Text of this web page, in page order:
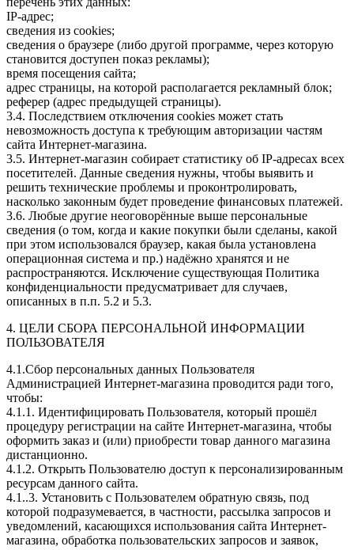
IP-адрес;
сведения из cookies;
сведения о браузере (либо другой программе, через которую
становится доступен показ рекламы);
время посещения сайта;
адрес страницы, на которой располагается рекламный блок;
реферер (адрес предыдущей страницы).
3.4. Последствием отключения cookies может стать
невозможность доступа к требующим авторизации частям
сайта Интернет-магазина.
3.5. Интернет-магазин собирает статистику об IP-адресах всех
посетителей. Данные сведения нужны, чтобы выявить и
решить технические проблемы и проконтролировать,
насколько законным будет проведение финансовых платежей.
3.6. Любые другие неоговорённые выше персональные
сведения (о том, когда и какие покупки были сделаны, какой
при этом использовался браузер, какая была установлена
операционная система и пр.) надёжно хранятся и не
распространяются. Исключение существующая Политика
конфиденциальности предусматривает для случаев,
описанных в п.п. 5.2 и 5.3.
4. ЦЕЛИ СБОРА ПЕРСОНАЛЬНОЙ ИНФОРМАЦИИ
ПОЛЬЗОВАТЕЛЯ
4.1.Сбор персональных данных Пользователя
Администрацией Интернет-магазина проводится ради того,
чтобы:
4.1.1. Идентифицировать Пользователя, который прошёл
процедуру регистрации на сайте Интернет-магазина, чтобы
оформить заказ и (или) приобрести товар данного магазина
дистанционно.
4.1.2. Открыть Пользователю доступ к персонализированным
ресурсам данного сайта.
4.1..3. Установить с Пользователем обратную связь, под
которой подразумевается, в частности, рассылка запросов и
уведомлений, касающихся использования сайта Интернет-
магазина, обработка пользовательских запросов и заявок,